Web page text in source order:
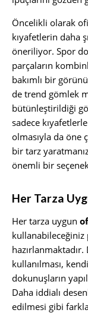
Öncelikli olarak
kıyafetlerin daha
öneriliyor. Spor
parçaların
bakımlı bir
de trend gömlek
bütünleştirildiği
sadece
olmasıyla da öne
bir tarz
önemli bir
Her Tarza
Her tarza uygun
kullanabileceğiniz
hazırlanmaktadır.
kullanılması,
dokunuşların
Daha iddialı
edilmesi gibi